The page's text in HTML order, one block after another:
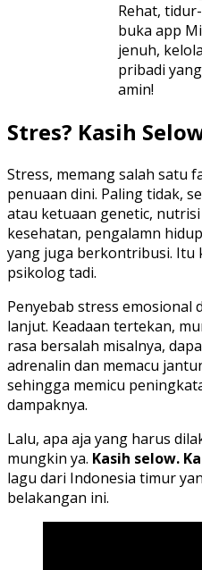
Rehat,
buka app
jenuh,
pribadi
amin!
Stres? Kasih
Stress, memang salah satu
penuaan dini. Paling tidak,
atau ketuaan genetic,
kesehatan, pengalamn
yang juga berkontribusi. Itu
psikolog tadi.
Penyebab stress emosional
lanjut. Keadaan tertekan,
rasa bersalah misalnya,
adrenalin dan memacu
sehingga memicu
dampaknya.
Lalu, apa aja yang harus
mungkin ya. Kasih selow.
lagu dari Indonesia timur
belakangan ini.